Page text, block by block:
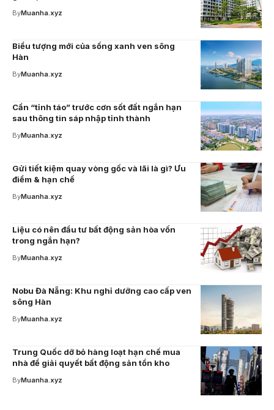
ByMuanha.xyz
Biểu tượng mới của sống xanh ven sông
Hàn
ByMuanha.xyz
Cần “tỉnh táo” trước cơn sốt đất ngắn hạn
sau thông tin sáp nhập tỉnh thành
ByMuanha.xyz
Gửi tiết kiệm quay vòng gốc và lãi là gì? Ưu
điểm & hạn chế
ByMuanha.xyz
Liệu có nên đầu tư bất động sản hòa vốn
trong ngắn hạn?
ByMuanha.xyz
Nobu Đà Nẵng: Khu nghỉ dưỡng cao cấp ven
sông Hàn
ByMuanha.xyz
Trung Quốc dỡ bỏ hàng loạt hạn chế mua
nhà để giải quyết bất động sản tồn kho
ByMuanha.xyz